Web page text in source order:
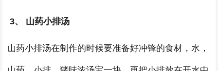
3、 山药小排汤
山药小排汤在制作的时候要准备好冲锋的食材，水，